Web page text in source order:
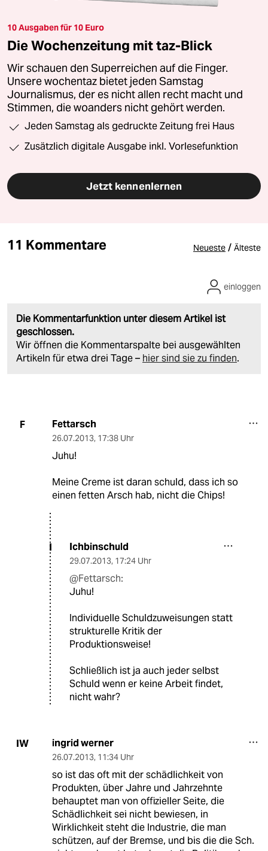
10 Ausgaben für 10 Euro
Die Wochenzeitung mit taz-Blick
Wir schauen den Superreichen auf die Finger.
Unsere wochentaz bietet jeden Samstag
Journalismus, der es nicht allen recht macht und
Stimmen, die woanders nicht gehört werden.
Jeden Samstag als gedruckte Zeitung frei Haus
Zusätzlich digitale Ausgabe inkl. Vorlesefunktion
Jetzt kennenlernen
11 Kommentare Neueste / Älteste
Die Kommentarfunktion unter diesem Artikel ist
geschlossen.
Wir öffnen die Kommentarspalte bei ausgewählten
Artikeln für etwa drei Tage – hier sind sie zu finden.
einloggen
F Fettarsch
26.07.2013, 17:38 Uhr
Juhu!
Meine Creme ist daran schuld, dass ich so
einen fetten Arsch hab, nicht die Chips!
I Ichbinschuld
29.07.2013, 17:24 Uhr
@Fettarsch:
Juhu!
Individuelle Schuldzuweisungen statt
strukturelle Kritik der
Produktionsweise!
Schließlich ist ja auch jeder selbst
Schuld wenn er keine Arbeit findet,
nicht wahr?
IW ingrid werner
26.07.2013, 11:34 Uhr
so ist das oft mit der schädlichkeit von
Produkten, über Jahre und Jahrzehnte
behauptet man von offizieller Seite, die
Schädlichkeit sei nicht bewiesen, in
Wirklichkeit steht die Industrie, die man
schützen, auf der Bremse, und bis die die Sch.